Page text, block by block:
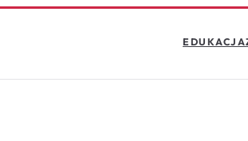
EDUKACJA